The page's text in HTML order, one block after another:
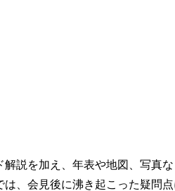
・赤羽に移り住み、中央大学に
「4chan」の管理人を務め、フ
『
賢い人が自然とやっている
説を加え、年表や地図、写真
、会見後に沸き起こった疑問